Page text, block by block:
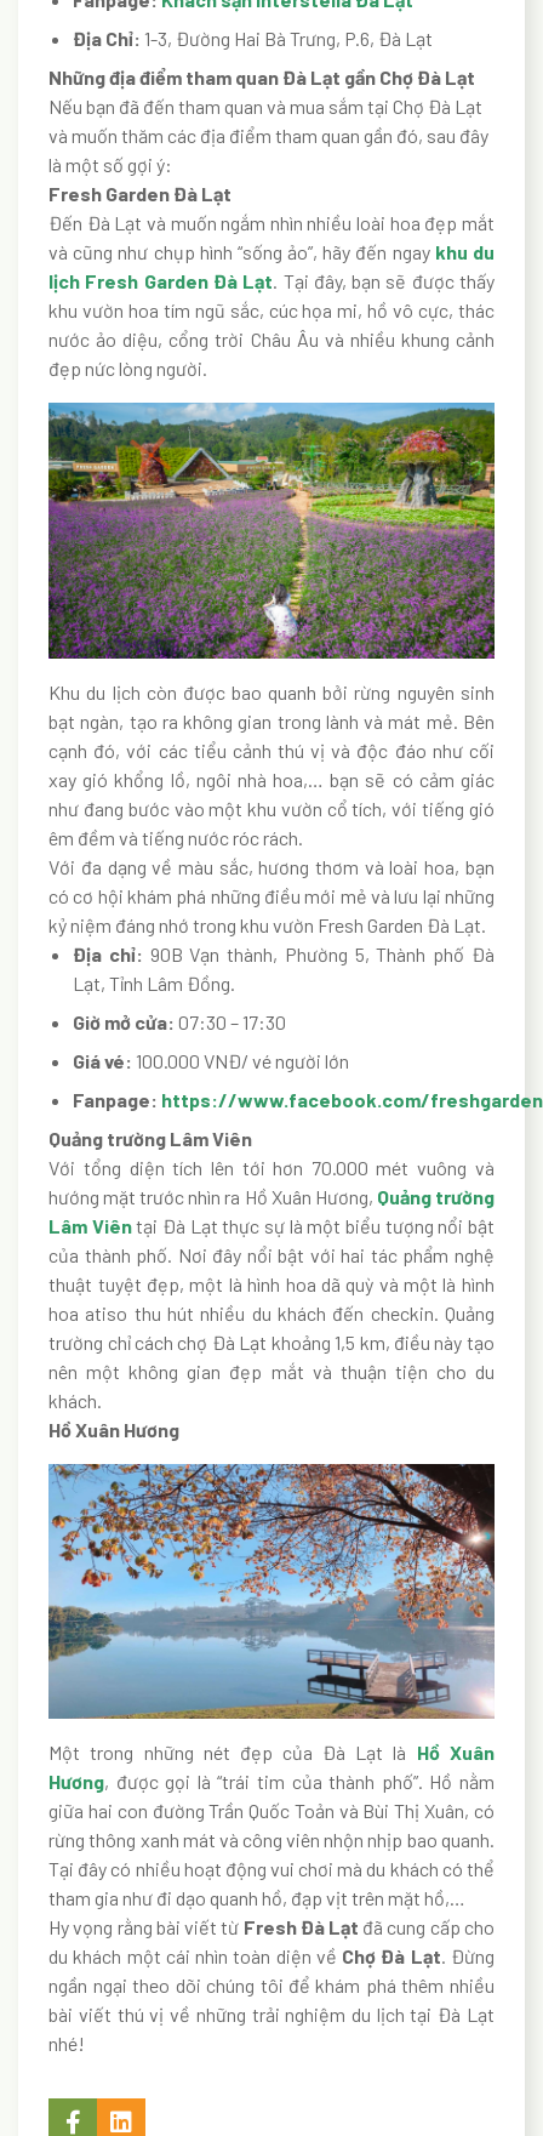
Địa Chỉ: 1-3, Đường Hai Bà Trưng, P.6, Đà Lạt
Những địa điểm tham quan Đà Lạt gần Chợ Đà Lạt
Nếu bạn đã đến tham quan và mua sắm tại Chợ Đà Lạt
và muốn thăm các địa điểm tham quan gần đó, sau đây
là một số gợi ý:
Fresh Garden Đà Lạt
Đến Đà Lạt và muốn ngắm nhìn nhiều loài hoa đẹp mắt
và cũng như chụp hình “sống ảo”, hãy đến ngay khu du
lịch Fresh Garden Đà Lạt. Tại đây, bạn sẽ được thấy
khu vườn hoa tím ngũ sắc, cúc họa mi, hồ vô cực, thác
nước ảo diệu, cổng trời Châu Âu và nhiều khung cảnh
đẹp nức lòng người.
Khu du lịch còn được bao quanh bởi rừng nguyên sinh
bạt ngàn, tạo ra không gian trong lành và mát mẻ. Bên
cạnh đó, với các tiểu cảnh thú vị và độc đáo như cối
xay gió khổng lồ, ngôi nhà hoa,… bạn sẽ có cảm giác
như đang bước vào một khu vườn cổ tích, với tiếng gió
êm đềm và tiếng nước róc rách.
Với đa dạng về màu sắc, hương thơm và loài hoa, bạn
có cơ hội khám phá những điều mới mẻ và lưu lại những
kỷ niệm đáng nhớ trong khu vườn Fresh Garden Đà Lạt.
Địa chỉ: 90B Vạn thành, Phường 5, Thành phố Đà
Lạt, Tỉnh Lâm Đồng.
Giờ mở cửa: 07:30 – 17:30
Giá vé: 100.000 VNĐ/ vé người lớn
Fanpage: https://www.facebook.com/
Quảng trường Lâm Viên
Với tổng diện tích lên tới hơn 70.000 mét vuông và
hướng mặt trước nhìn ra Hồ Xuân Hương, Quảng trường
Lâm Viêntại Đà Lạt thực sự là một biểu tượng nổi bật
của thành phố. Nơi đây nổi bật với hai tác phẩm nghệ
thuật tuyệt đẹp, một là hình hoa dã quỳ và một là hình
hoa atiso thu hút nhiều du khách đến checkin. Quảng
trường chỉ cách chợ Đà Lạt khoảng 1,5 km, điều này tạo
nên một không gian đẹp mắt và thuận tiện cho du
khách.
Hồ Xuân Hương
Một trong những nét đẹp của Đà Lạt là Hồ Xuân
Hương, được gọi là “trái tim của thành phố”. Hồ nằm
giữa hai con đường Trần Quốc Toản và Bùi Thị Xuân, có
rừng thông xanh mát và công viên nhộn nhịp bao quanh.
Tại đây có nhiều hoạt động vui chơi mà du khách có thể
tham gia như đi dạo quanh hồ, đạp vịt trên mặt hồ,…
Hy vọng rằng bài viết từ Fresh Đà Lạt đã cung cấp cho
du khách một cái nhìn toàn diện về Chợ Đà Lạt. Đừng
ngần ngại theo dõi chúng tôi để khám phá thêm nhiều
bài viết thú vị về những trải nghiệm du lịch tại Đà Lạt
nhé!